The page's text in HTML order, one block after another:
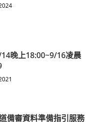
晚上18:00~9/16凌晨
備審資料準備指引服務